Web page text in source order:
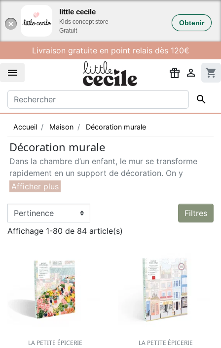
little cecile
Kids concept store
Gratuit
Obtenir
Livraison gratuite en point relais dès 120€
  shopping_cart

Accueil Maison Décoration murale
Décoration murale
Dans la chambre d’un enfant, le mur se transforme
rapidement en un support de décoration. On y
accroche ses dessins, une belle toile Rose In April, un
même avec des gommettes) ou encore des
guirlandes fanions Maileg.
Filtres
Affichage 1-80 de 84 article(s)
LA PETITE ÉPICERIE LA PETITE ÉPICERIE